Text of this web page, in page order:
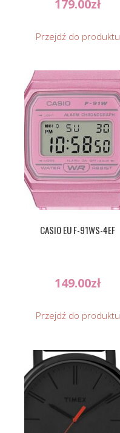
179.00zł
Przejdź do produktu
CASIO EU F-91WS-4EF
149.00zł
Przejdź do produktu